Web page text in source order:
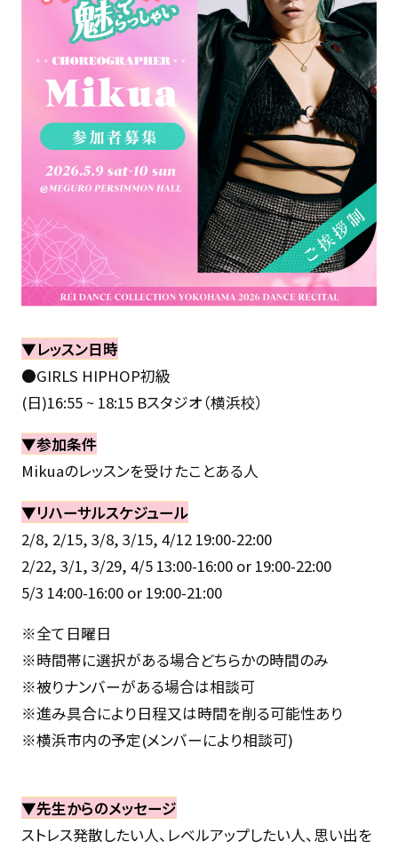
▼レッスン日時
●GIRLS HIPHOP初級
(日)16:55 ~ 18:15 Bスタジオ（横浜校）
▼参加条件
Mikuaのレッスンを受けたことある人
▼リハーサルスケジュール
2/8, 2/15, 3/8, 3/15, 4/12 19:00-22:00
2/22, 3/1, 3/29, 4/5 13:00-16:00 or 19:00-22:00
5/3 14:00-16:00 or 19:00-21:00
※全て日曜日
※時間帯に選択がある場合どちらかの時間のみ
※被りナンバーがある場合は相談可
※進み具合により日程又は時間を削る可能性あり
※横浜市内の予定(メンバーにより相談可)
▼先生からのメッセージ
ストレス発散したい人、レベルアップしたい人、思い出を